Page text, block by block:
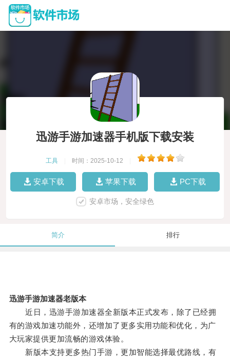
迅游手游加速器手机版下载安装
工具 时间：2025-10-12
安卓下载 苹果下载 PC下载
安卓市场，安全绿色
简介 排行
迅游手游加速器老版本
近日，迅游手游加速器全新版本正式发布，除了已经拥
有的游戏加速功能外，还增加了更多实用功能和优化，为广
大玩家提供更加流畅的游戏体验。
新版本支持更多热门手游，更加智能选择最优路线，有